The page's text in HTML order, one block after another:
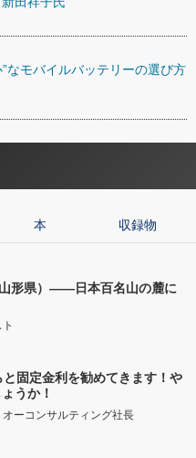
なモバイルバッテリーの選び方
本 収録物
形県）――日本百名山の麓に
固定金利を勧めてきます！や
うか！
ーコンサルティング社長